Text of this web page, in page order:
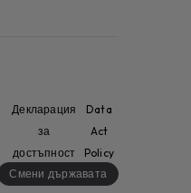
Декларация
за
достъпност
Data
Act
Policy
Смени държавата